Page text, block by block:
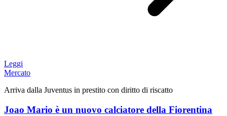
Leggi
Mercato
Arriva dalla Juventus in prestito con diritto di riscatto
Joao Mario è un nuovo calciatore della Fiorentina